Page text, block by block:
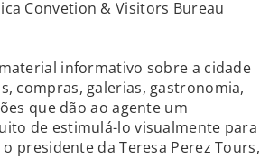
Convetion & Visitors Bureau
informativo sobre a cidade
compras, galerias, gastronomia,
que dão ao agente um
de estimulá-lo visualmente para
presidente da Teresa Perez Tours,